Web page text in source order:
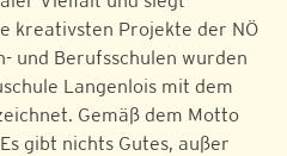
kreativsten Projekte der NÖ
und Berufsschulen wurden
Langenlois mit dem
Gemäß dem Motto
gibt nichts Gutes, außer